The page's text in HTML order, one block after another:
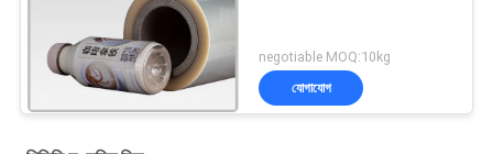
negotiable MOQ:10kg
যোগাযোগ